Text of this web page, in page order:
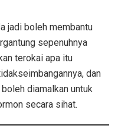
jadi boleh membantu
sepenuhnya
terokai apa itu
dan
diamalkan untuk
secara sihat.